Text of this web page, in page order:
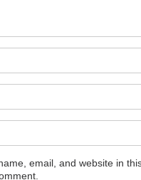
email, and website in